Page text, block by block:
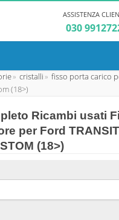
ASSISTENZA
030
cristalli fisso porta carico
(18>)
Ricambi usati
per Ford
(18>)